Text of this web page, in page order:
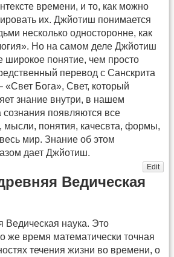
времени, и то, как можно
их. Джйотиш понимается
несколько односторонне, как
Но на самом деле Джйотиш
широкое понятие, чем просто
перевод с Санскрита
Бога», Свет, который
знание внутри, в нашем
появляются все
понятия, качесвта, формы,
мир. Знание об этом
дает Джйотиш.
Edit
Ведическая
наука. Это
же время математически точная
течения жизни во времени, о